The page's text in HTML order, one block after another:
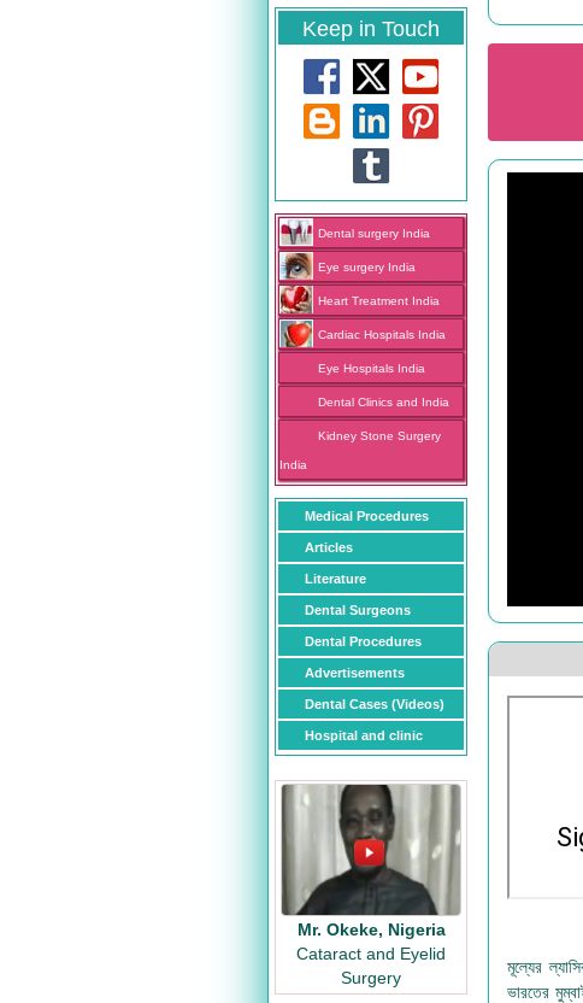
Keep in Touch
Dental surgery India
Eye surgery India
Heart Treatment India
Cardiac Hospitals India
Eye Hospitals India
Dental Clinics and India
Kidney Stone Surgery
India
Medical Procedures
Articles
Literature
Dental Surgeons
Dental Procedures
Advertisements
Dental Cases (Videos)
Hospital and clinic
Mr. Okeke, Nigeria
Cataract and Eyelid
Surgery
মূল্যের
ভারতের